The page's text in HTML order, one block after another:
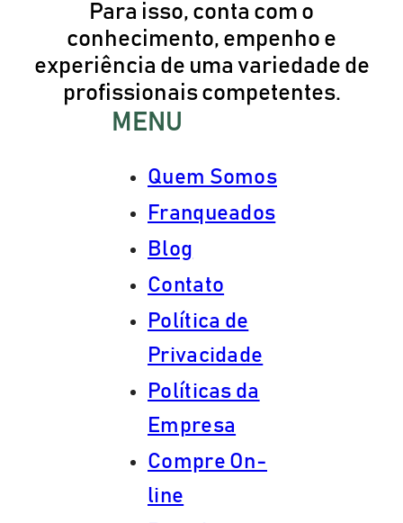
Para isso, conta com o
conhecimento, empenho e
experiência de uma variedade de
profissionais competentes.
MENU
Quem Somos
Franqueados
Blog
Contato
Política de
Privacidade
Políticas da
Empresa
Compre On-
line